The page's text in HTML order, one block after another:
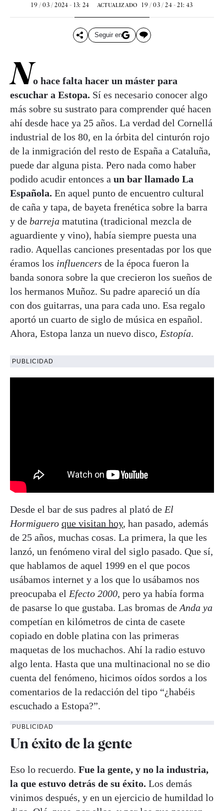
19 / 03 / 2024 - 13: 24 ACTUALIZADO 19 / 03 / 24 - 21: 43
Seguir en
No hace falta hacer un máster para
escuchar a Estopa. Sí es necesario conocer algo
más sobre su sustrato para comprender qué hacen
ahí desde hace ya 25 años. La verdad del Cornellá
industrial de los 80, en la órbita del cinturón rojo
de la inmigración del resto de España a Cataluña,
puede dar alguna pista. Pero nada como haber
podido acudir entonces a un bar llamado La
Española. En aquel punto de encuentro cultural
de caña y tapa, de bayeta frenética sobre la barra
y de barreja matutina (tradicional mezcla de
aguardiente y vino), había siempre puesta una
radio. Aquellas canciones presentadas por los que
éramos los influencers de la época fueron la
banda sonora sobre la que crecieron los sueños de
los hermanos Muñoz. Su padre apareció un día
con dos guitarras, una para cada uno. Esa regalo
aportó un cuarto de siglo de música en español.
Ahora, Estopa lanza un nuevo disco, Estopía.
PUBLICIDAD
Desde el bar de sus padres al plató de El
Hormiguero que visitan hoy, han pasado, además
de 25 años, muchas cosas. La primera, la que les
lanzó, un fenómeno viral del siglo pasado. Que sí,
que hablamos de aquel 1999 en el que pocos
usábamos internet y a los que lo usábamos nos
preocupaba el Efecto 2000, pero ya había forma
de pasarse lo que gustaba. Las bromas de Anda ya
competían en kilómetros de cinta de casete
copiado en doble platina con las primeras
maquetas de los muchachos. Ahí la radio estuvo
algo lenta. Hasta que una multinacional no se dio
cuenta del fenómeno, hicimos oídos sordos a los
comentarios de la redacción del tipo “¿habéis
escuchado a Estopa?”.
PUBLICIDAD
Un éxito de la gente
Eso lo recuerdo. Fue la gente, y no la industria,
la que estuvo detrás de su éxito. Los demás
vinimos después, y en un ejercicio de humildad lo